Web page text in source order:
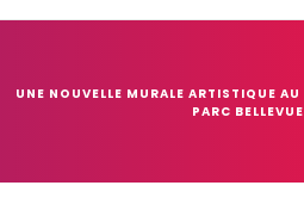
UNE NOUVELLE MURALE ARTISTIQUE AU
PARC BELLEVUE